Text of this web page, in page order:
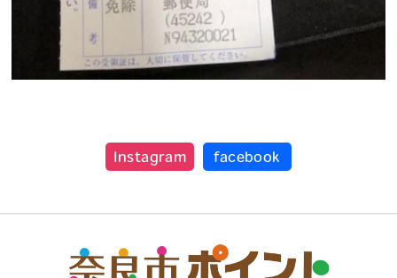
Instagram facebook